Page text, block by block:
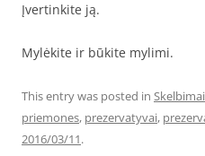
Įvertinkite ją.
Mylėkite ir būkite mylimi.
This entry was posted in Skelbimai
priemones, prezervatyvai,
2016/03/11.